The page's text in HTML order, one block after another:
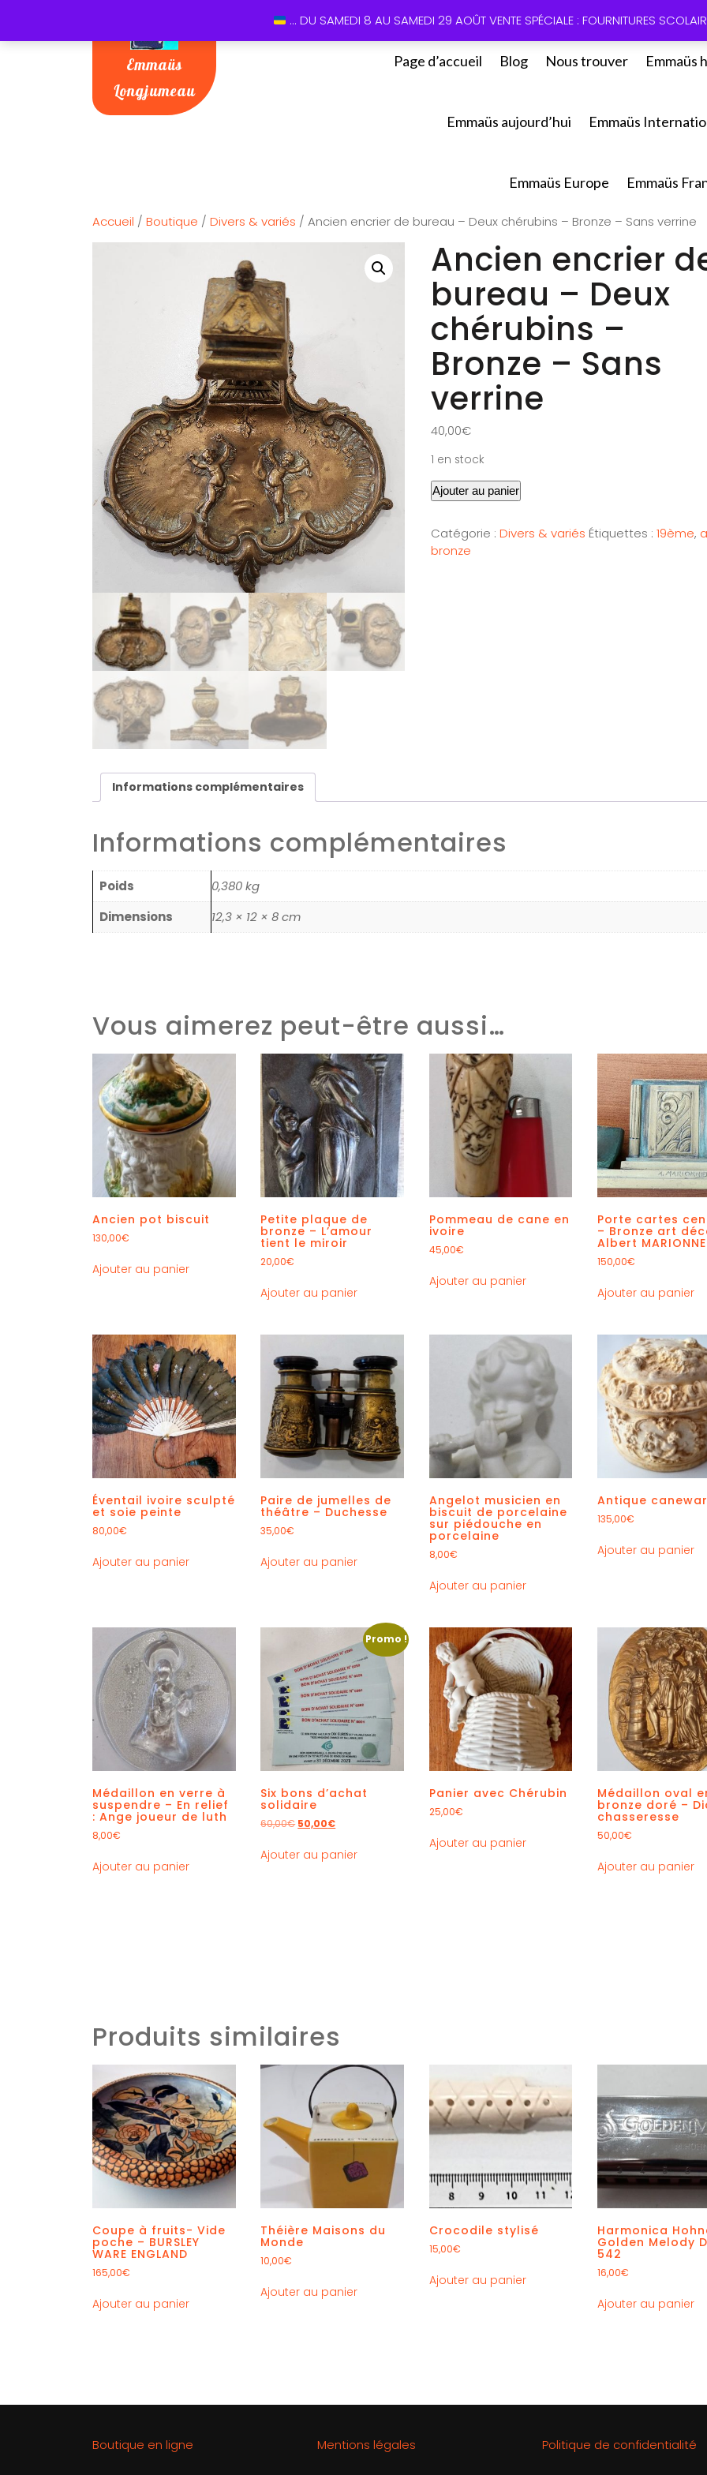
01 60 49
Emmaüs
Longjumeau
Page d’accueil Blog Nous trouver Emmaüs
Emmaüs aujourd’hui Emmaüs
Emmaüs Europe Emmaüs
Accueil / Boutique / Divers & variés / Ancien encrier de bureau – Deux chérubins – Bronze – Sans verrine
Ancien encrier
bureau – Deux
chérubins –
Bronze – Sans
verrine
40,00€
1 en stock
Ajouter au panier
Catégorie : Divers & variés Étiquettes : 19ème,
bronze
Informations complémentaires
Informations complémentaires
Poids
0,380 kg
Dimensions
12,3 × 12 × 8 cm
Vous aimerez peut-être aussi…
Ancien pot biscuit
130,00€
Ajouter au panier
Petite plaque de
bronze – L’amour
tient le miroir
20,00€
Ajouter au panier
Pommeau de cane en
ivoire
45,00€
Ajouter au panier
Porte cartes
– Bronze art
Albert
150,00€
Ajouter au panier
Éventail ivoire sculpté
et soie peinte
80,00€
Ajouter au panier
Paire de jumelles de
théâtre – Duchesse
35,00€
Ajouter au panier
Angelot musicien en
biscuit de porcelaine
sur piédouche en
porcelaine
8,00€
Ajouter au panier
Antique
135,00€
Ajouter au panier
Médaillon en verre à
suspendre – En relief
: Ange joueur de luth
8,00€
Ajouter au panier
Promo !
Six bons d’achat
solidaire
60,00€ 50,00€
Ajouter au panier
Panier avec Chérubin
25,00€
Ajouter au panier
Médaillon oval
bronze doré –
chasseresse
50,00€
Ajouter au panier
Produits similaires
Coupe à fruits- Vide
poche – BURSLEY
WARE ENGLAND
165,00€
Ajouter au panier
Théière Maisons du
Monde
10,00€
Ajouter au panier
Crocodile stylisé
15,00€
Ajouter au panier
Harmonica
Golden Melody
542
16,00€
Ajouter au panier
Boutique en ligne Mentions légales Politique de confidentialité
... DU SAMEDI 8 AU SAMEDI 29 AOÛT VENTE SPÉCIALE : FOURNITURES